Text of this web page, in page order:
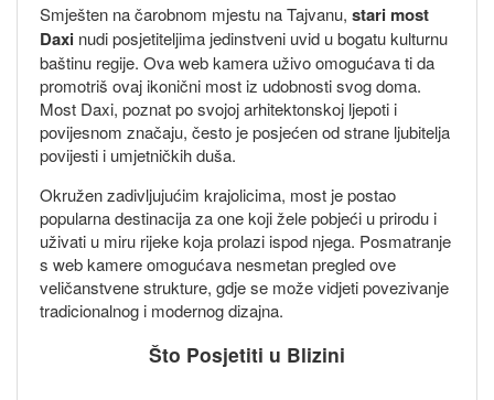
Smješten na čarobnom mjestu na Tajvanu, stari most
Daxi nudi posjetiteljima jedinstveni uvid u bogatu kulturnu
baštinu regije. Ova web kamera uživo omogućava ti da
promotriš ovaj ikonični most iz udobnosti svog doma.
Most Daxi, poznat po svojoj arhitektonskoj ljepoti i
povijesnom značaju, često je posjećen od strane ljubitelja
povijesti i umjetničkih duša.
Okružen zadivljujućim krajolicima, most je postao
popularna destinacija za one koji žele pobjeći u prirodu i
uživati u miru rijeke koja prolazi ispod njega. Posmatranje
s web kamere omogućava nesmetan pregled ove
veličanstvene strukture, gdje se može vidjeti povezivanje
tradicionalnog i modernog dizajna.
Što Posjetiti u Blizini